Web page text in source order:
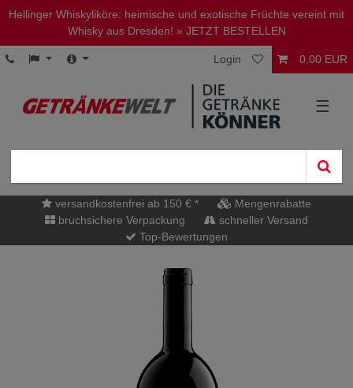
Hellinger Whiskyliköre: heimische und exotische Früchte vereint mit
Whisky aus Dresden! » JETZT BESTELLEN
Login 0,00 EUR
☰
versandkostenfrei ab 150 € *
Mengenrabatte
bruchsichere Verpackung
schneller Versand
Top-Bewertungen